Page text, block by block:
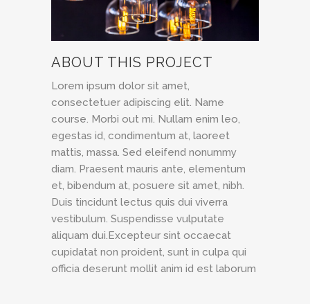
ABOUT THIS PROJECT
Lorem ipsum dolor sit amet,
consectetuer adipiscing elit. Name
course. Morbi out mi. Nullam enim leo,
egestas id, condimentum at, laoreet
mattis, massa. Sed eleifend nonummy
diam. Praesent mauris ante, elementum
et, bibendum at, posuere sit amet, nibh.
Duis tincidunt lectus quis dui viverra
vestibulum. Suspendisse vulputate
aliquam dui.Excepteur sint occaecat
cupidatat non proident, sunt in culpa qui
officia deserunt mollit anim id est laborum